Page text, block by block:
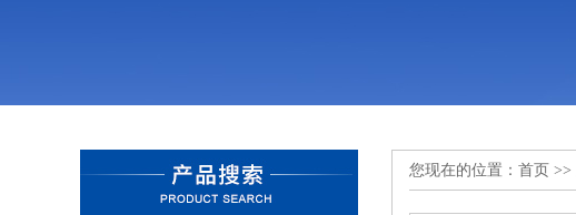
您现在的位置： 首页 >>